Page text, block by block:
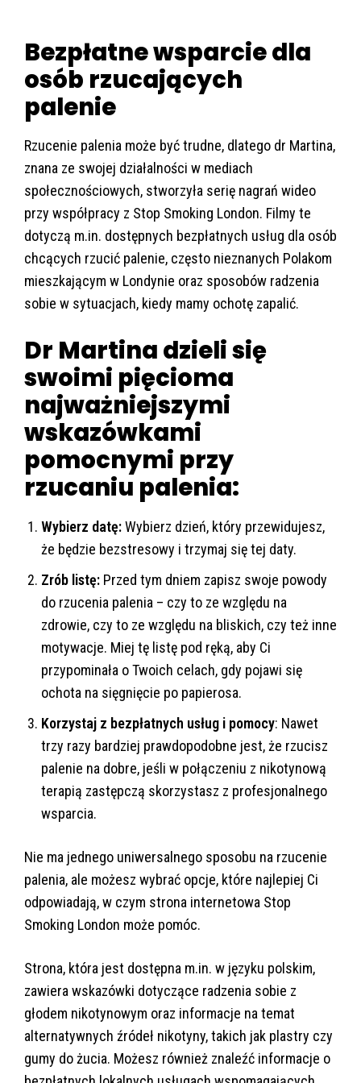
Bezpłatne wsparcie dla
osób rzucających
palenie
Rzucenie palenia może być trudne, dlatego dr Martina,
znana ze swojej działalności w mediach
społecznościowych, stworzyła serię nagrań wideo
przy współpracy z Stop Smoking London. Filmy te
dotyczą m.in. dostępnych bezpłatnych usług dla osób
chcących rzucić palenie, często nieznanych Polakom
mieszkającym w Londynie oraz sposobów radzenia
sobie w sytuacjach, kiedy mamy ochotę zapalić.
Dr Martina dzieli się
swoimi pięcioma
najważniejszymi
wskazówkami
pomocnymi przy
rzucaniu palenia:
Wybierz datę:Wybierz dzień, który przewidujesz,
że będzie bezstresowy i trzymaj się tej daty.
Zrób listę: Przed tym dniem zapisz swoje powody
do rzucenia palenia – czy to ze względu na
zdrowie, czy to ze względu na bliskich, czy też inne
motywacje. Miej tę listę pod ręką, aby Ci
przypominała o Twoich celach, gdy pojawi się
ochota na sięgnięcie po papierosa.
Korzystaj z bezpłatnych usług i pomocy: Nawet
trzy razy bardziej prawdopodobne jest, że rzucisz
palenie na dobre, jeśli w połączeniu z nikotynową
terapią zastępczą skorzystasz z profesjonalnego
wsparcia.
Nie ma jednego uniwersalnego sposobu na rzucenie
palenia, ale możesz wybrać opcje, które najlepiej Ci
odpowiadają, w czym strona internetowa Stop
Smoking London może pomóc.
Strona, która jest dostępna m.in. w języku polskim,
zawiera wskazówki dotyczące radzenia sobie z
głodem nikotynowym oraz informacje na temat
alternatywnych źródeł nikotyny, takich jak plastry czy
gumy do żucia. Możesz również znaleźć informacje o